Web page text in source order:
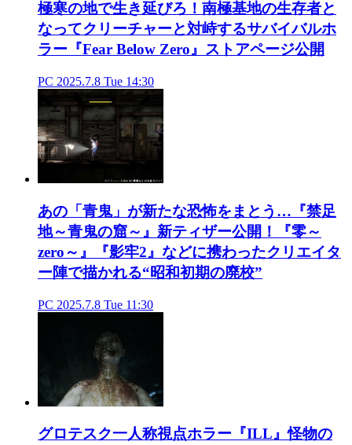
極寒の地で生き延びろ！南極基地の生存者と
なってクリーチャーと対峙するサバイバルホ
ラー『Fear Below Zero』ストアページ公開
PC 2025.7.8 Tue 14:30
あの「青鬼」が新たな恐怖をまとう…『禁足
地～青鬼の窟～』新ティザー公開！『零～
zero～』『影牢2』などに携わったクリエイタ
ー陣で描かれる“昭和初期の廃校”
PC 2025.7.8 Tue 11:30
グロテスク一人称視点ホラー『ILL』怪物の